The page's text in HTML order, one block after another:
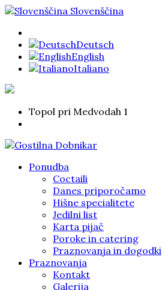
Slovenščina
Deutsch
English
Italiano
Topol pri Medvodah 1
Ponudba
Coctaili
Danes priporočamo
Hišne specialitete
Jedilni list
Karta pijač
Poroke in catering
Praznovanja in dogodki
Praznovanja
Kontakt
Galerija